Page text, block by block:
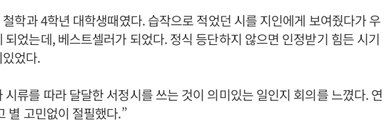
학과 4학년 대학생때였다. 습작으로 적었던 시를 지인에게 보여줬다가 우
되었는데, 베스트셀러가 되었다. 정식 등단하지 않으면 인정받기 힘든 시기
었다.
류를 따라 달달한 서정시를 쓰는 것이 의미있는 일인지 회의를 느꼈다. 연
별 고민없이 절필했다.”